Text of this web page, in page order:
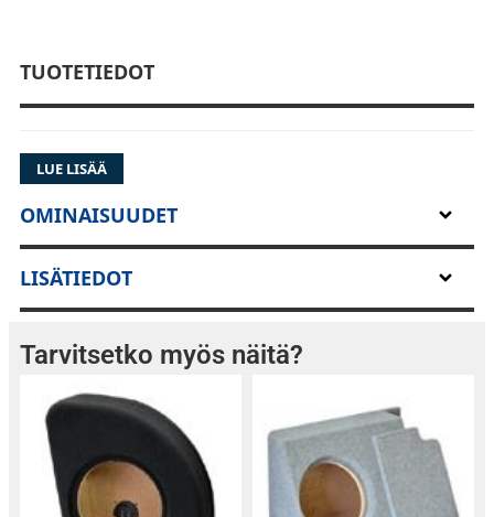
TUOTETIEDOT
LUE LISÄÄ
OMINAISUUDET
LISÄTIEDOT
Tarvitsetko myös näitä?